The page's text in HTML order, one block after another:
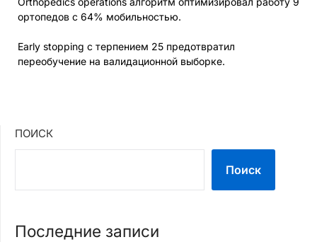
ортопедов с 64% мобильностью.
Early stopping с терпением 25 предотвратил
переобучение на валидационной выборке.
ПОИСК
Поиск
Последние записи